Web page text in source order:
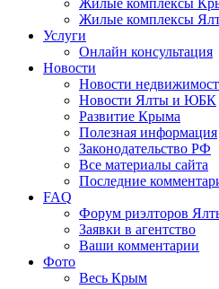
Жилые комплексы
Жилые комплексы
Услуги
Онлайн консультация
Новости
Новости
Новости Ялты и ЮБК
Развитие Крыма
Полезная информация
Законодательство РФ
Все материалы сайта
Последние
FAQ
Форум риэлторов
Заявки в агентство
Ваши комментарии
Фото
Весь Крым